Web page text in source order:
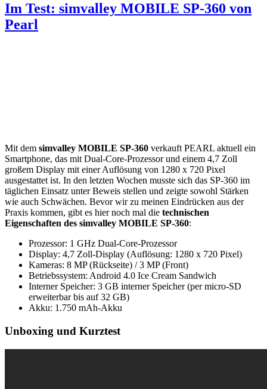
Im Test: simvalley MOBILE SP-360 von
Pearl
Mit dem simvalley MOBILE SP-360 verkauft PEARL aktuell ein
Smartphone, das mit Dual-Core-Prozessor und einem 4,7 Zoll
großem Display mit einer Auflösung von 1280 x 720 Pixel
ausgestattet ist. In den letzten Wochen musste sich das SP-360 im
täglichen Einsatz unter Beweis stellen und zeigte sowohl Stärken
wie auch Schwächen. Bevor wir zu meinen Eindrücken aus der
Praxis kommen, gibt es hier noch mal die technischen
Eigenschaften des simvalley MOBILE SP-360:
Prozessor: 1 GHz Dual-Core-Prozessor
Display: 4,7 Zoll-Display (Auflösung: 1280 x 720 Pixel)
Kameras: 8 MP (Rückseite) / 3 MP (Front)
Betriebssystem: Android 4.0 Ice Cream Sandwich
Interner Speicher: 3 GB interner Speicher (per micro-SD
erweiterbar bis auf 32 GB)
Akku: 1.750 mAh-Akku
Unboxing und Kurztest